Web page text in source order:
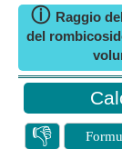
ⓘ Raggio
del
👎